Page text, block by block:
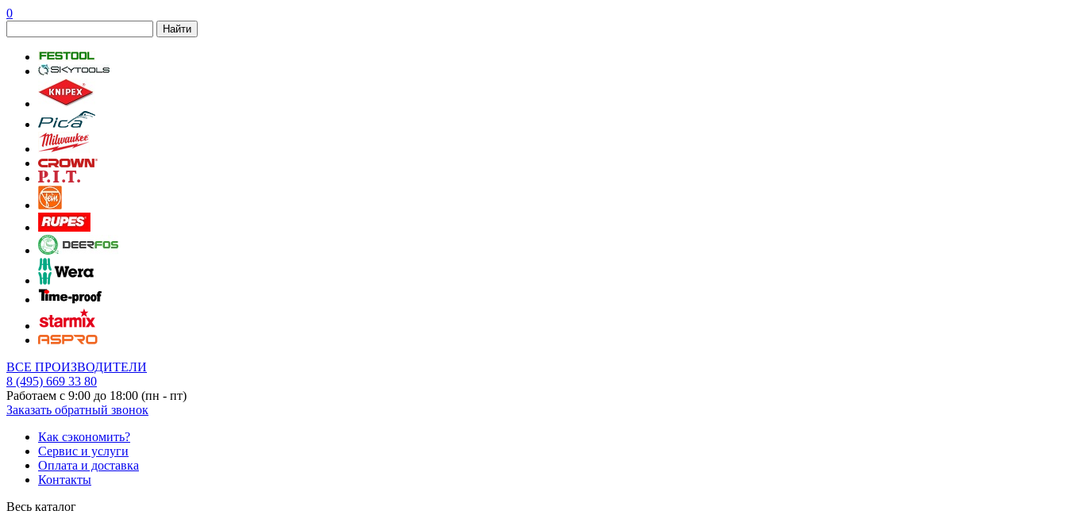
0
Найти
ВСЕ ПРОИЗВОДИТЕЛИ
8 (495) 669 33 80
Работаем с 9:00 до 18:00 (пн - пт)
Заказать обратный звонок
Как сэкономить?
Сервис и услуги
Оплата и доставка
Контакты
Весь каталог